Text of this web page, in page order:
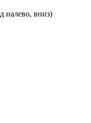
налево, вниз)